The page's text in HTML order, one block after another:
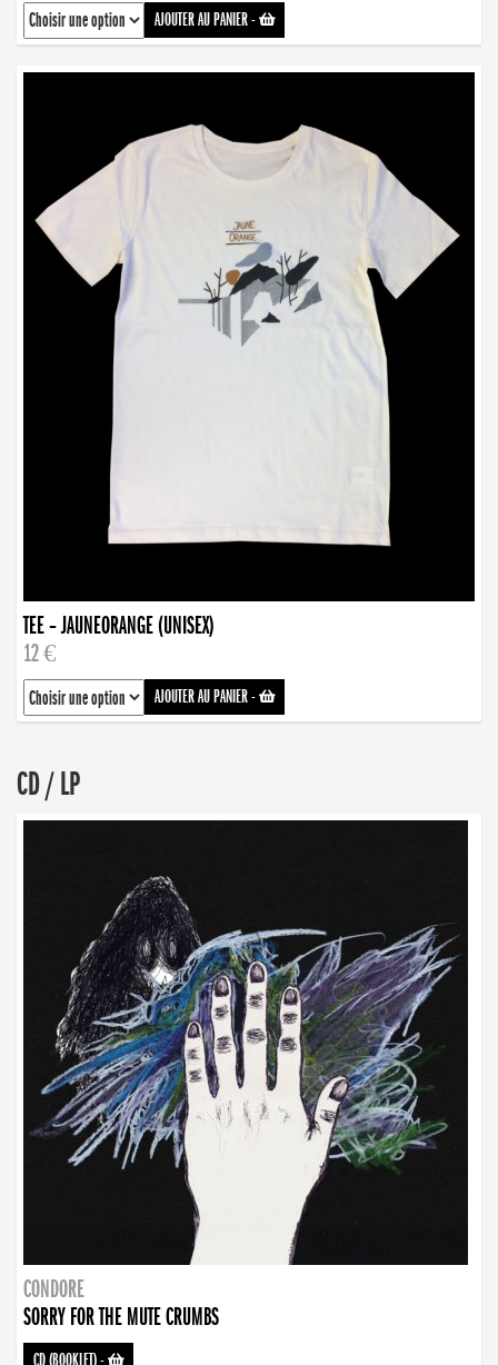
AJOUTER AU PANIER-
TEE – JAUNEORANGE (UNISEX)
12 €
AJOUTER AU PANIER-
CD / LP
CONDORE
SORRY FOR THE MUTE CRUMBS
CD (BOOKLET)-